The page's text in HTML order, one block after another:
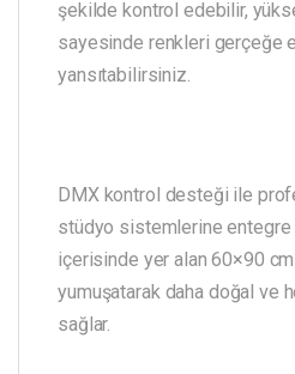
şekilde kontrol edebilir,
sayesinde renkleri gerçeğe
yansıtabilirsiniz.
DMX kontrol desteği ile
stüdyo sistemlerine entegre
içerisinde yer alan 60×90 cm
yumuşatarak daha doğal ve
sağlar.